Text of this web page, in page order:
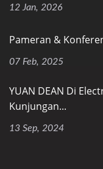
12 Jan, 2026
Pameran &
07 Feb, 2025
YUAN DEAN Di
Kunjungan...
13 Sep, 2024